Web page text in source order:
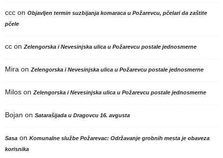
ccc on Objavljen termin suzbijanja komaraca u Požarevcu, pčelari da zaštite
pčele
cc on Zelengorska i Nevesinjska ulica u Požarevcu postale jednosmerne
Mira on Zelengorska i Nevesinjska ulica u Požarevcu postale jednosmerne
Milos on Zelengorska i Nevesinjska ulica u Požarevcu postale jednosmerne
Bojan on Satarašijada u Dragovcu 16. avgusta
Sasa on Komunalne službe Požarevac: Održavanje grobnih mesta je obaveza
korisnika